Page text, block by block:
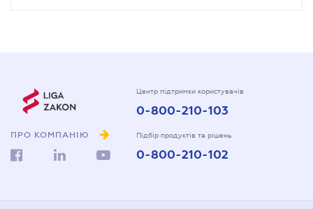
ПРО КОМПАНІЮ
Центр підтримки користувачів
0-800-210-103
Підбір продуктів та рішень
0-800-210-102